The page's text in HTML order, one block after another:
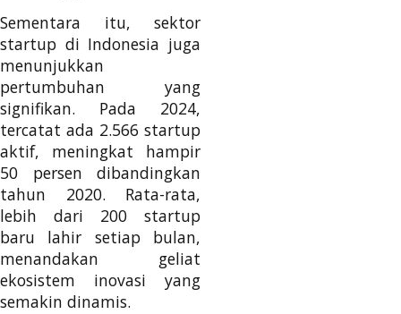
Sementara itu, sektor
startup di Indonesia juga
menunjukkan
pertumbuhan yang
signifikan. Pada 2024,
tercatat ada 2.566 startup
aktif, meningkat hampir
50 persen dibandingkan
tahun 2020. Rata-rata,
lebih dari 200 startup
baru lahir setiap bulan,
menandakan geliat
ekosistem inovasi yang
semakin dinamis.